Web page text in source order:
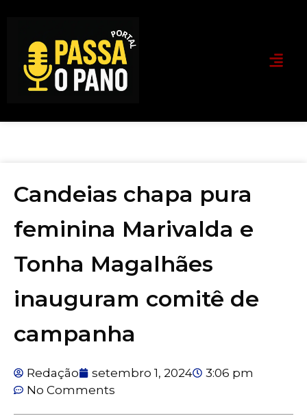
Candeias chapa pura
feminina Marivalda e
Tonha Magalhães
inauguram comitê de
campanha
Redação setembro 1, 2024
3:06 pm
No Comments